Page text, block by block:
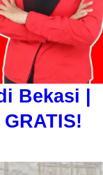
Bekasi |